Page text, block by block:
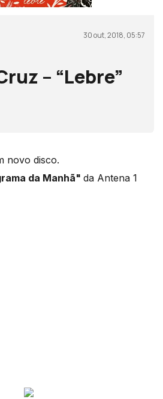
30 out, 2018, 05:57
– “Lebre”
novo disco.
da Manhã" da Antena 1